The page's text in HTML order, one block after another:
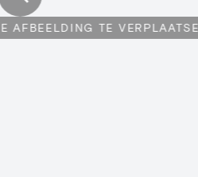
AFBEELDING TE